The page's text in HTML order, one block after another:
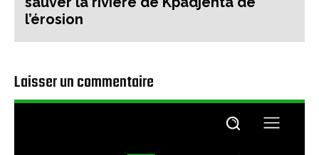
l’érosion
Laisser un commentaire